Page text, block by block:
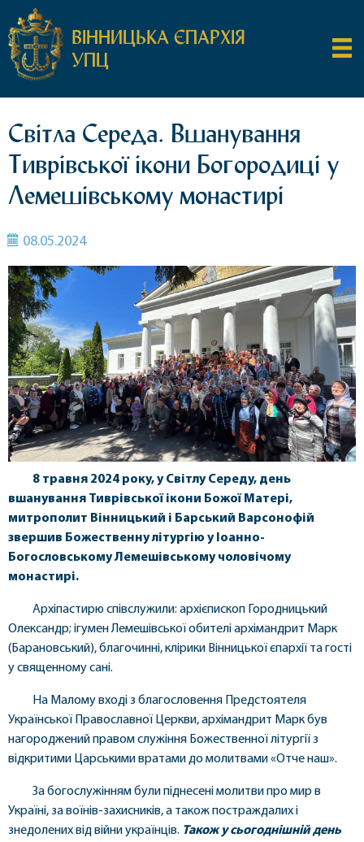
ВІННИЦЬКА ЄПАРХІЯ
УПЦ
Світла Середа. Вшанування
Тиврівської ікони Богородиці у
Лемешівському монастирі
08.05.2024
8 травня 2024 року, у Світлу Середу, день
вшанування Тиврівської ікони Божої Матері,
митрополит Вінницький і Барський Варсонофій
звершив Божественну літургію у Іоанно-
Богословському Лемешівському чоловічому
монастирі.
Архіпастирю співслужили: архієпископ Городницький
Олександр; ігумен Лемешівської обителі архімандрит Марк
(Барановський), благочинні, клірики Вінницької єпархії та гості
у священному сані.
На Малому вході з благословення Предстоятеля
Української Православної Церкви, архімандрит Марк був
нагороджений правом служіння Божественної літургії з
відкритими Царськими вратами до молитвами «Отче наш».
За богослужінням були піднесені молитви про мир в
Україні, за воїнів-захисників, а також постраждалих і
знедолених від війни українців. Також у сьогоднішній день